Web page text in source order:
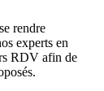
rendre
experts en
RDV afin de